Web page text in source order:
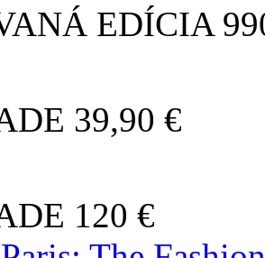
EDÍCIA
39,90 €
120 €